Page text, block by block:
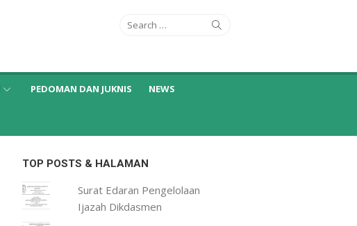
Search
PEDOMAN DAN JUKNIS NEWS
TOP POSTS & HALAMAN
Surat Edaran Pengelolaan
Ijazah Dikdasmen